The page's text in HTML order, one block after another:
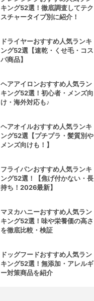
キング52選！徹底調査してテク
スチャータイプ別に紹介！
ドライヤーおすすめ人気ランキ
ング52選【速乾・くせ毛・コス
パ商品】
ヘアアイロンおすすめ人気ラン
キング52選！初心者・メンズ向
け・海外対応も♪
ヘアオイルおすすめ人気ランキ
ング52選【プチプラ・髪質別や
メンズ向けも！】
フライパンおすすめ人気ランキ
ング52選！【焦げ付かない・長
持ち！2026最新】
マヌカハニーおすすめ人気ラン
キング52選！味や栄養価の高さ
を徹底比較・検証
ドッグフードおすすめ人気ラン
キング52選！無添加・アレルギ
ー対策商品を紹介